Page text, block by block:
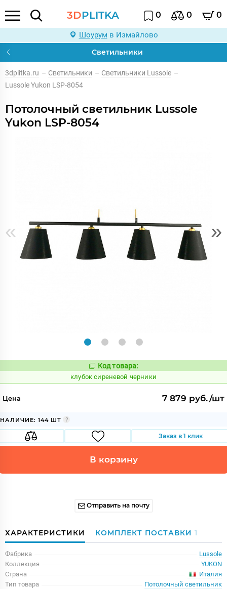
3DPLITKA 0 0 0
Шоурум в Измайлово
Светильники
3dplitka.ru – Светильники – Светильники Lussole –
Lussole Yukon LSP-8054
Потолочный светильник Lussole
Yukon LSP-8054
« »
Код:
667119
Код товара:
клубок сиреневой черники
Цена 7 879 руб./шт
НАЛИЧИЕ: 144 ШТ
Заказ в 1 клик
В корзину
Отправить на почту
ХАРАКТЕРИСТИКИ КОМПЛЕКТ ПОСТАВКИ 1
Фабрика
Lussole
Коллекция
YUKON
Страна
Италия
Тип товара
Потолочный светильник